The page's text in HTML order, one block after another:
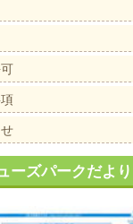
ーズパークだより